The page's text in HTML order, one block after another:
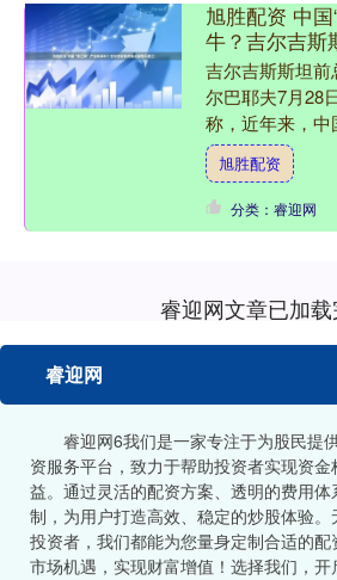
旭胜配资 中国
牛？吉尔吉斯
吉尔吉斯斯坦前
尔巴耶夫7月28
称，近年来，
能源产业，取得
基础上，中国为
旭胜配资
分类：睿迎网
睿迎网文章已加
睿迎网
睿迎网6我们是一家专注于为股民提
资服务平台，致力于帮助投资者实现资
益。通过灵活的配资方案、透明的费用
制，为用户打造高效、稳定的炒股体验
投资者，我们都能为您量身定制合适的
市场机遇，实现财富增值！选择我们，开